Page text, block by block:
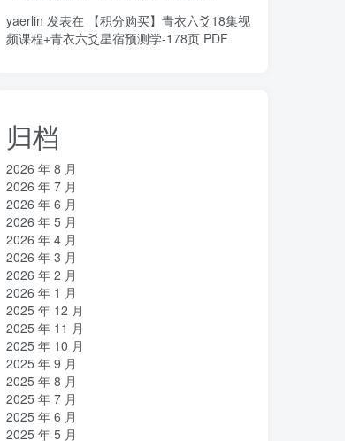
yaerlin 发表在 【积分购买】青衣六爻18集视
频课程+青衣六爻星宿预测学-178页 PDF
归档
2026 年 8 月
2026 年 7 月
2026 年 6 月
2026 年 5 月
2026 年 4 月
2026 年 3 月
2026 年 2 月
2026 年 1 月
2025 年 12 月
2025 年 11 月
2025 年 10 月
2025 年 9 月
2025 年 8 月
2025 年 7 月
2025 年 6 月
2025 年 5 月